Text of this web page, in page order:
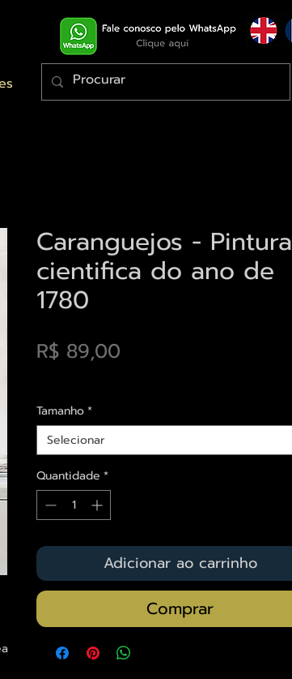
Caranguejos - Pintura
cientifica do ano de
1780
R$ 89,00
Tamanho*
Selecionar
Quantidade *
Adicionar ao carrinho
Comprar